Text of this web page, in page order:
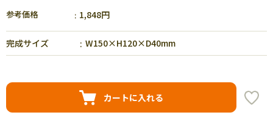
参考価格 1,848円
完成サイズ W150×H120×D40mm
カートに入れる